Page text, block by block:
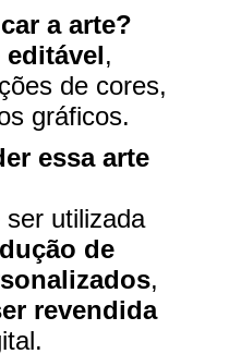
a arte?
editável,
de cores,
gráficos.
essa arte
ser utilizada
de
,
revendida